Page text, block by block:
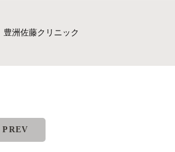
豊洲佐藤クリニック
PREV